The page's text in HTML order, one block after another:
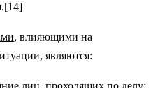
, влияющими на
являются: